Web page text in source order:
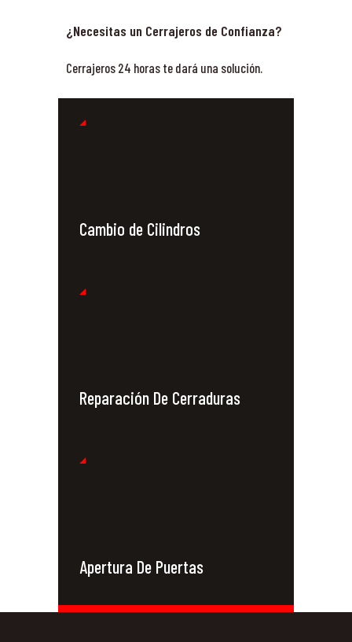
¿Necesitas un Cerrajeros de Confianza?
Cerrajeros 24 horas te dará una solución.
Cambio de Cilindros
Reparación De Cerraduras
Apertura De Puertas